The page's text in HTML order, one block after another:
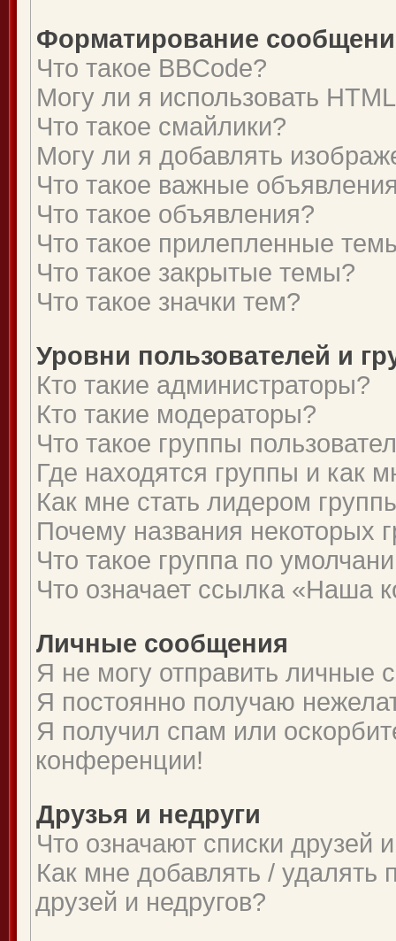
Форматирование
Что такое BBCode?
Могу ли я использовать
Что такое смайлики?
Могу ли я добавлять
Что такое важные
Что такое объявления?
Что такое прилепленные
Что такое закрытые темы?
Что такое значки тем?
Уровни пользователей и
Кто такие администраторы?
Кто такие модераторы?
Что такое группы
Где находятся группы и как
Как мне стать лидером
Почему названия некоторых
Что такое группа по
Что означает ссылка «Наша
Личные сообщения
Я не могу отправить личные
Я постоянно получаю
Я получил спам или
конференции!
Друзья и недруги
Что означают списки друзей
Как мне добавлять / удалять
друзей и недругов?